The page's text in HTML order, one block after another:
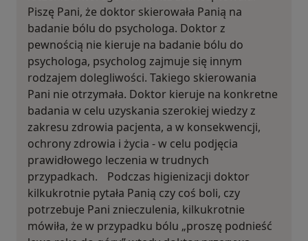
Piszę Pani, że doktor skierowała Panią na
badanie bólu do psychologa. Doktor z
pewnością nie kieruje na badanie bólu do
psychologa, psycholog zajmuje się innym
rodzajem dolegliwości. Takiego skierowania
Pani nie otrzymała. Doktor kieruje na konkretne
badania w celu uzyskania szerokiej wiedzy z
zakresu zdrowia pacjenta, a w konsekwencji,
ochrony zdrowia i życia - w celu podjęcia
prawidłowego leczenia w trudnych
przypadkach. Podczas higienizacji doktor
kilkukrotnie pytała Panią czy coś boli, czy
potrzebuje Pani znieczulenia, kilkukrotnie
mówiła, że w przypadku bólu „proszę podnieść